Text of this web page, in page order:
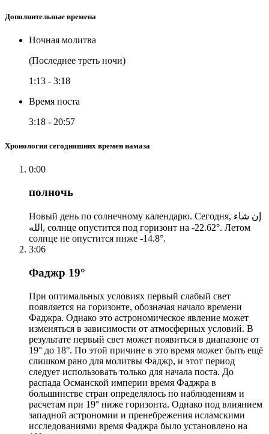
Дополнительные времена
Ночная молитва
(Последнее треть ночи)
1:13 - 3:18
Время поста
3:18 - 20:57
Хронология сегодняшних времен намаза
0:00
полночь
Новый день по солнечному календарю. Сегодня, إن شاء
الله, солнце опустится под горизонт на -22.62°. Летом
солнце не опустится ниже -14.8°.
3:06
Фаджр 19°
При оптимальных условиях первый слабый свет
появляется на горизонте, обозначая начало времени
Фаджра. Однако это астрономическое явление может
изменяться в зависимости от атмосферных условий. В
результате первый свет может появиться в диапазоне от
19° до 18°. По этой причине в это время может быть ещё
слишком рано для молитвы Фаджр, и этот период
следует использовать только для начала поста. До
распада Османской империи время Фаджра в
большинстве стран определялось по наблюдениям и
расчетам при 19° ниже горизонта. Однако под влиянием
западной астрономии и пренебрежения исламскими
исследованиями время Фаджра было установлено на